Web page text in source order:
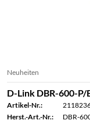
Neuheiten
D-Link DBR-600-P/
Artikel-Nr.:
Herst.-Art.-Nr.:
DBR-